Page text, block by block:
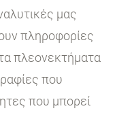
μας
πληροφορίες
πλεονεκτήματα
που
που μπορεί